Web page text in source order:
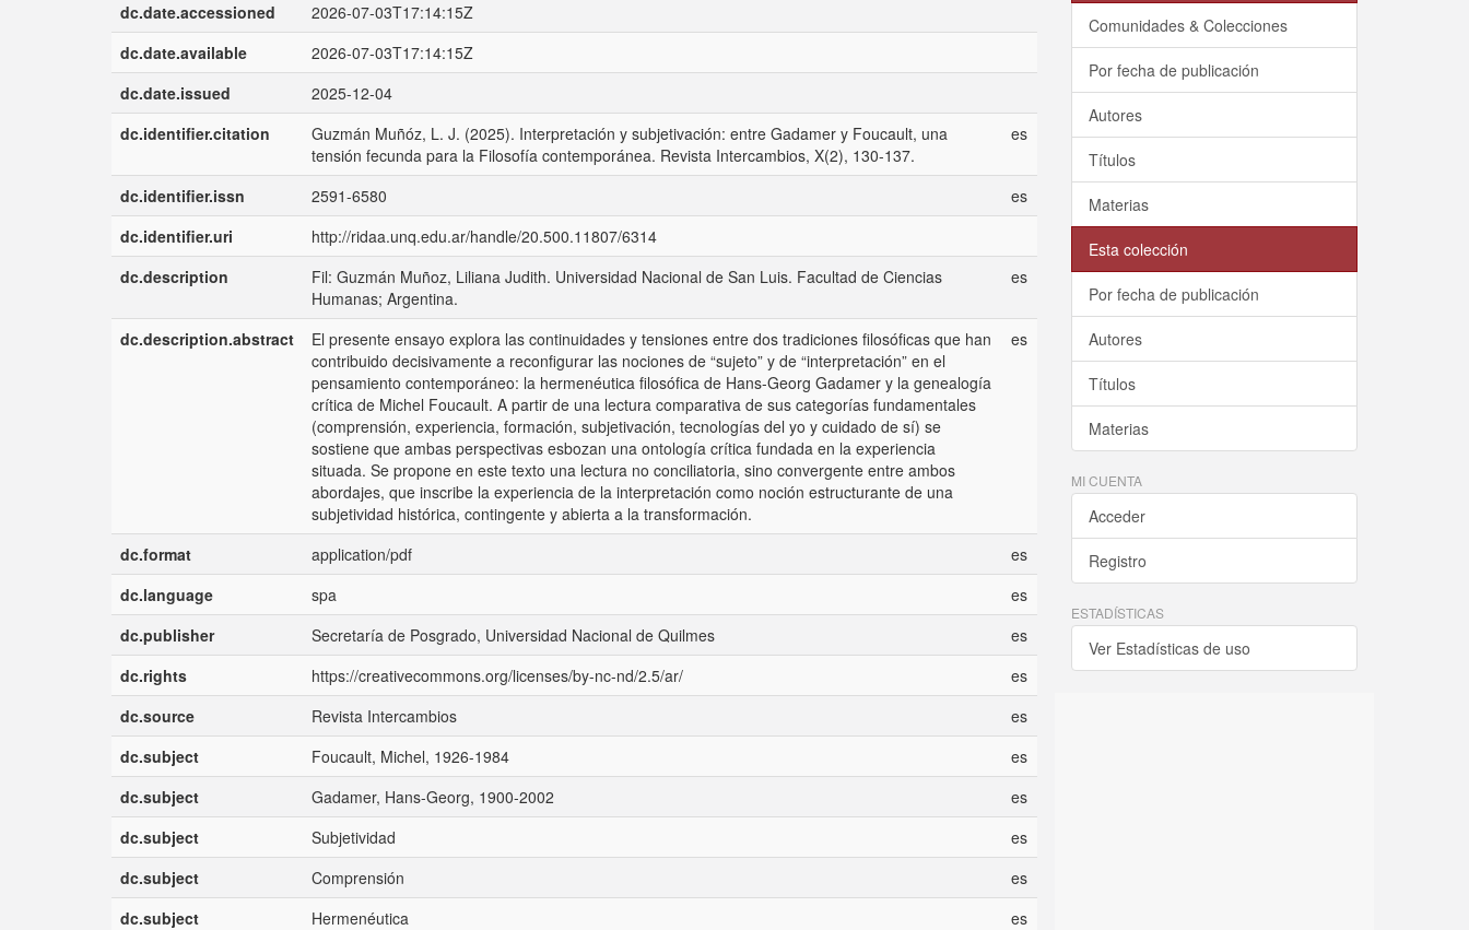
dc.date.accessioned
2026-07-03T17:14:15Z
dc.date.available
2026-07-03T17:14:15Z
dc.date.issued
2025-12-04
dc.identifier.citation
Guzmán Muñóz, L. J. (2025). Interpretación y subjetivación: entre Gadamer y Foucault, una
tensión fecunda para la Filosofía contemporánea. Revista Intercambios, X(2), 130-137.
es
dc.identifier.issn 2591-6580
es
dc.identifier.uri
http://ridaa.unq.edu.ar/handle/20.500.11807/6314
dc.description
Fil: Guzmán Muñoz, Liliana Judith. Universidad Nacional de San Luis. Facultad de Ciencias
Humanas; Argentina.
es
dc.description.abstract
El presente ensayo explora las continuidades y tensiones entre dos tradiciones filosóficas que han
contribuido decisivamente a reconfigurar las nociones de “sujeto” y de “interpretación” en el
pensamiento contemporáneo: la hermenéutica filosófica de Hans-Georg Gadamer y la genealogía
crítica de Michel Foucault. A partir de una lectura comparativa de sus categorías fundamentales
(comprensión, experiencia, formación, subjetivación, tecnologías del yo y cuidado de sí) se
sostiene que ambas perspectivas esbozan una ontología crítica fundada en la experiencia
situada. Se propone en este texto una lectura no conciliatoria, sino convergente entre ambos
abordajes, que inscribe la experiencia de la interpretación como noción estructurante de una
subjetividad histórica, contingente y abierta a la transformación.
es
dc.format application/pdf
es
dc.language
spa
es
dc.publisher
Secretaría de Posgrado, Universidad Nacional de Quilmes
es
dc.rights
https://creativecommons.org/licenses/by-nc-nd/2.5/ar/
es
dc.source
Revista Intercambios
es
dc.subject
Foucault, Michel, 1926-1984
es
dc.subject
Gadamer, Hans-Georg, 1900-2002
es
dc.subject
Subjetividad
es
dc.subject
Comprensión
es
dc.subject
Hermenéutica
es
Comunidades & Colecciones
Por fecha de publicación
Autores
Títulos
Materias
Esta colección
Por fecha de publicación
Autores
Títulos
Materias
MI CUENTA
Acceder
Registro
ESTADÍSTICAS
Ver Estadísticas de uso